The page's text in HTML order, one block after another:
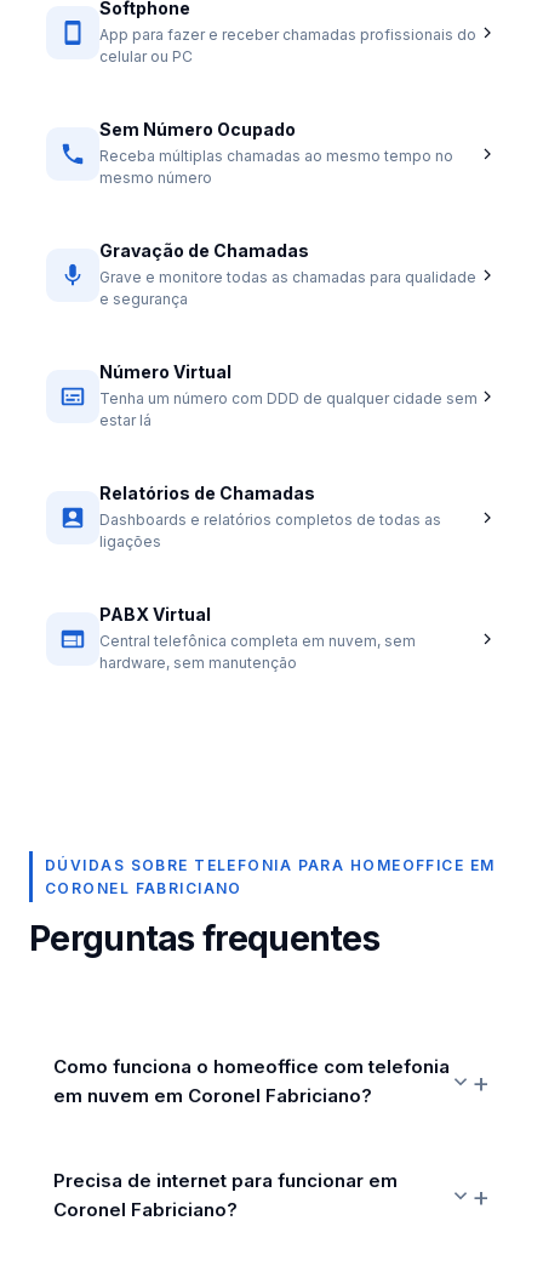
Softphone
App para fazer e receber chamadas profissionais do
celular ou PC
Sem Número Ocupado
Receba múltiplas chamadas ao mesmo tempo no
mesmo número
Gravação de Chamadas
Grave e monitore todas as chamadas para qualidade
e segurança
Número Virtual
Tenha um número com DDD de qualquer cidade sem
estar lá
Relatórios de Chamadas
Dashboards e relatórios completos de todas as
ligações
PABX Virtual
Central telefônica completa em nuvem, sem
hardware, sem manutenção
DÚVIDAS SOBRE TELEFONIA PARA HOMEOFFICE EM
CORONEL FABRICIANO
Perguntas frequentes
Como funciona o homeoffice com telefonia
em nuvem em Coronel Fabriciano?
Precisa de internet para funcionar em
Coronel Fabriciano?